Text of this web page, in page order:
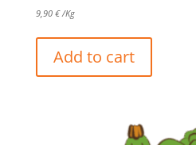
9,90 € /Kg
Add to cart